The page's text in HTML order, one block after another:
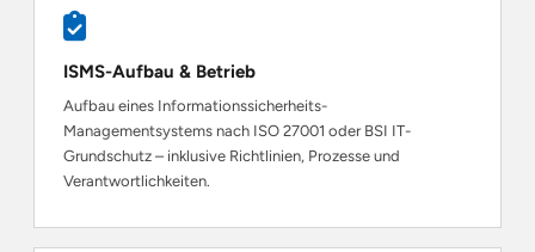
ISMS-Aufbau & Betrieb
Aufbau eines Informationssicherheits-
Managementsystems nach ISO 27001 oder BSI IT-
Grundschutz – inklusive Richtlinien, Prozesse und
Verantwortlichkeiten.